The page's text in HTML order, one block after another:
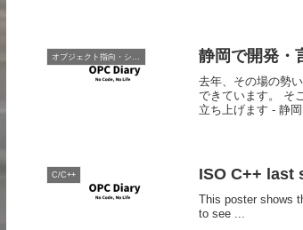
オブジェクト指向・システム開発 静岡で開発・
去年、その場の勢
できています。 そ
立ち上げます - 静
C/C++ ISO C++ last
This poster shows
to see ...